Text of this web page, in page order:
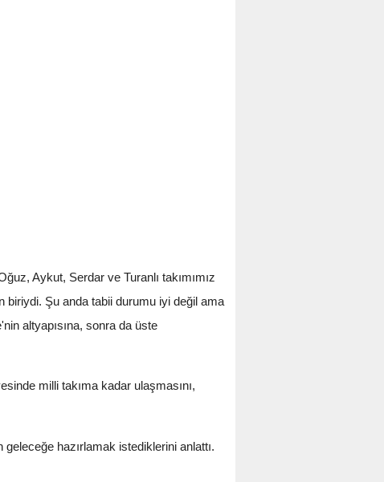
Aykut, Serdar ve Turanlı takımımız
biriydi. Şu anda tabii durumu iyi değil ama
altyapısına, sonra da üste
milli takıma kadar ulaşmasını,
geleceğe hazırlamak istediklerini anlattı.